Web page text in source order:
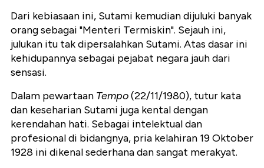
Dari kebiasaan ini, Sutami kemudian dijuluki banyak
orang sebagai "Menteri Termiskin". Sejauh ini,
julukan itu tak dipersalahkan Sutami. Atas dasar ini
kehidupannya sebagai pejabat negara jauh dari
sensasi.
Dalam pewartaan Tempo(22/11/1980), tutur kata
dan keseharian Sutami juga kental dengan
kerendahan hati. Sebagai intelektual dan
profesional di bidangnya, pria kelahiran 19 Oktober
1928 ini dikenal sederhana dan sangat merakyat.